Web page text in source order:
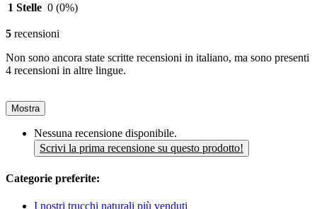
1 Stelle 0 (0%)
5 recensioni
Non sono ancora state scritte recensioni in italiano, ma sono presenti
4 recensioni in altre lingue.
Mostra
Nessuna recensione disponibile.
Scrivi la prima recensione su questo prodotto!
Categorie preferite:
I nostri trucchi naturali più venduti